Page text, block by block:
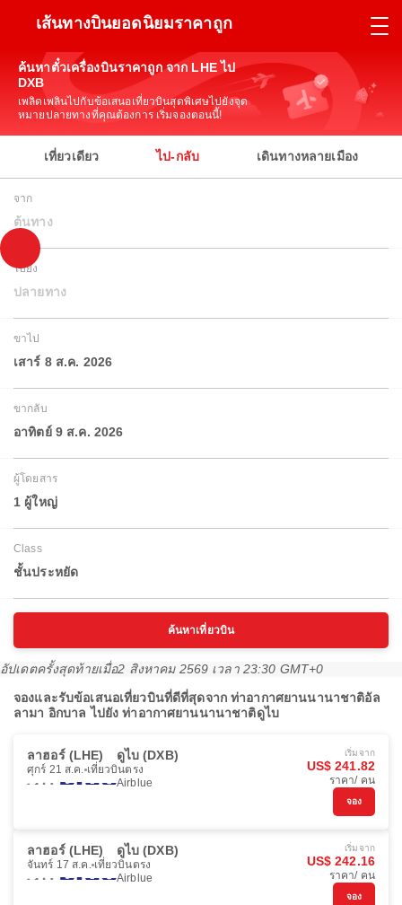
เส้นทางบินยอดนิยมราคาถูก
ค้นหาตั๋วเครื่องบินราคาถูก จาก LHE ไป
DXB
เพลิดเพลินไปกับข้อเสนอเที่ยวบินสุดพิเศษไปยังจุด
หมายปลายทางที่คุณต้องการ เริ่มจองตอนนี้!
เที่ยวเดียว ไป-กลับ เดินทางหลายเมือง
จาก
ต้นทาง
ไปยัง
ปลายทาง
ขาไป
เสาร์ 8 ส.ค. 2026
ขากลับ
อาทิตย์ 9 ส.ค. 2026
ผู้โดยสาร
1 ผู้ใหญ่
Class
ชั้นประหยัด
ค้นหาเที่ยวบิน
อัปเดตครั้งสุดท้ายเมื่อ2 สิงหาคม 2569 เวลา 23:30 GMT+0
จองและรับข้อเสนอเที่ยวบินที่ดีที่สุดจาก ท่าอากาศยานนานาชาติอัล
ลามา อิกบาล ไปยัง ท่าอากาศยานนานาชาติดูไบ
ลาฮอร์ (LHE) ดูไบ (DXB)
ศุกร์ 21 ส.ค. เที่ยวบินตรง
Airblue
เริ่มจาก
US$ 241.82
ราคา/ คน
จอง
ลาฮอร์ (LHE) ดูไบ (DXB)
จันทร์ 17 ส.ค. เที่ยวบินตรง
Airblue
เริ่มจาก
US$ 242.16
ราคา/ คน
จอง